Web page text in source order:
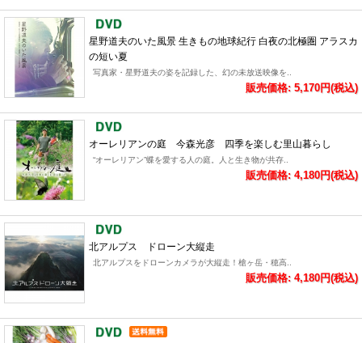
星野道夫のいた風景 生きもの地球紀行 白夜の北極圏 アラスカ
の短い夏
写真家・星野道夫の姿を記録した、幻の未放送映像を..
販売価格: 5,170円(税込)
オーレリアンの庭 今森光彦 四季を楽しむ里山暮らし
“オーレリアン”蝶を愛する人の庭。人と生き物が共存..
販売価格: 4,180円(税込)
北アルプス ドローン大縦走
北アルプスをドローンカメラが大縦走！槍ヶ岳・穂高..
販売価格: 4,180円(税込)